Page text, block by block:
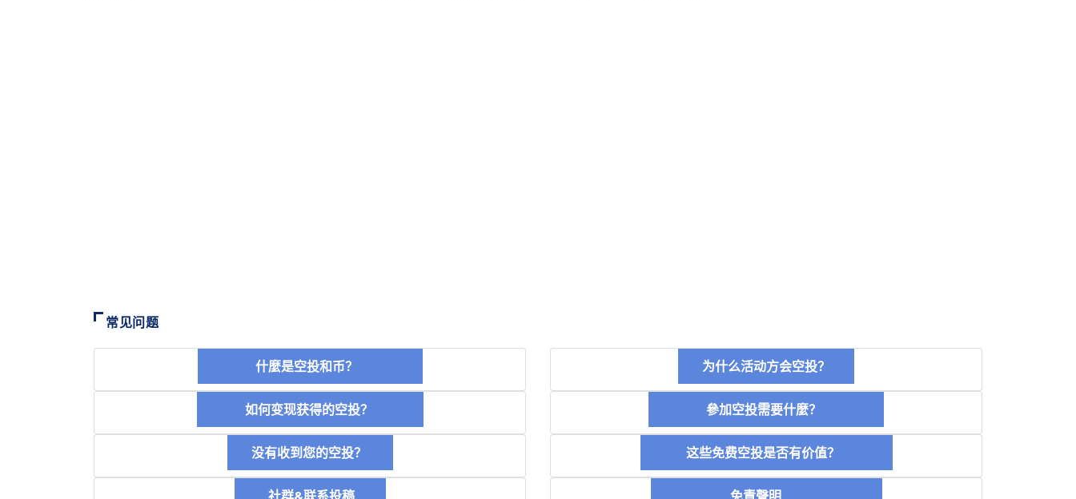
常见问题
什麼是空投和币？ 为什么活动方会空投？
如何变现获得的空投？ 參加空投需要什麼？
没有收到您的空投？ 这些免费空投是否有价值？
社群&联系投稿 免責聲明